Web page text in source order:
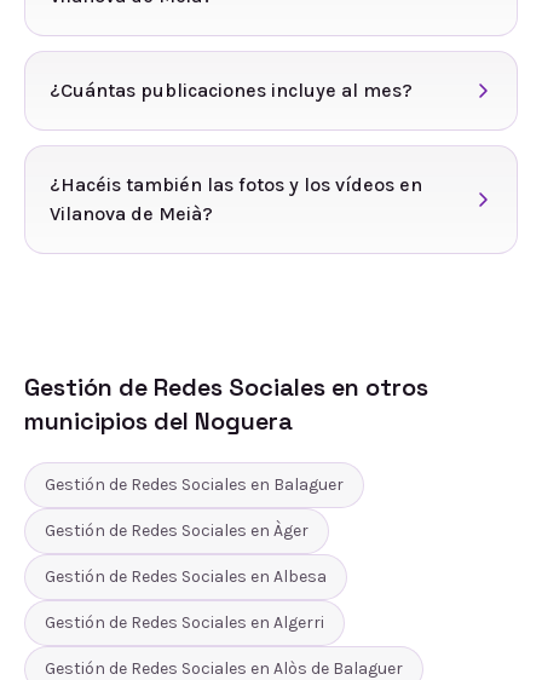
¿Cuántas publicaciones incluye al mes?
¿Hacéis también las fotos y los vídeos en
Vilanova de Meià?
Gestión de Redes Sociales en otros
municipios del Noguera
Gestión de Redes Sociales en Balaguer
Gestión de Redes Sociales en Àger
Gestión de Redes Sociales en Albesa
Gestión de Redes Sociales en Algerri
Gestión de Redes Sociales en Alòs de Balaguer